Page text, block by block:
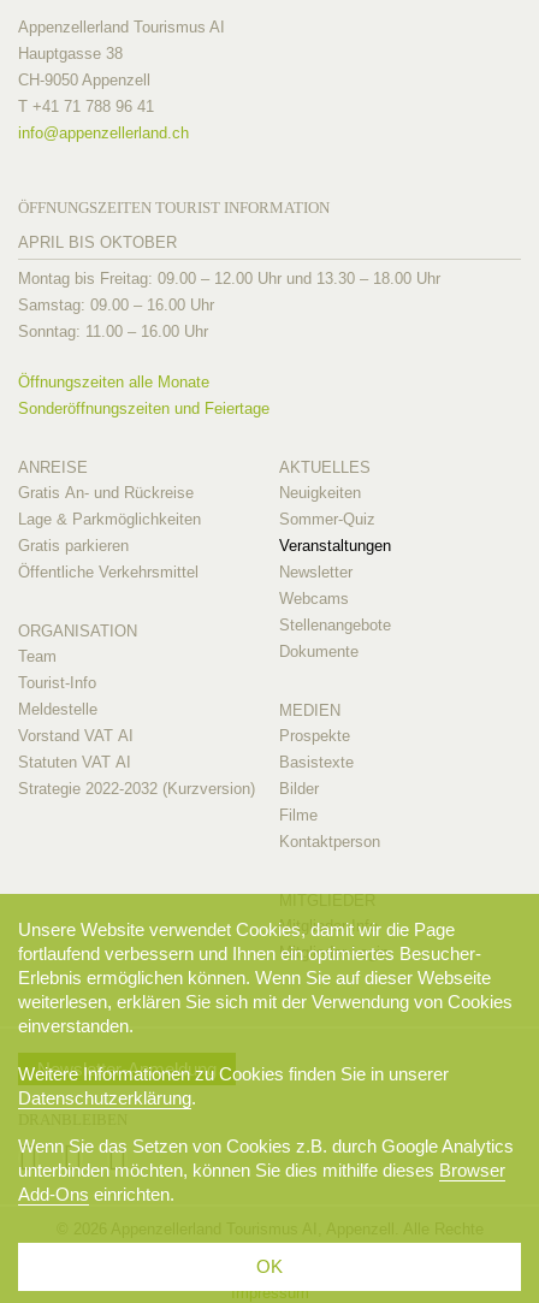
Appenzellerland Tourismus AI
Hauptgasse 38
CH-9050 Appenzell
T +41 71 788 96 41
info@appenzellerland.ch
ÖFFNUNGSZEITEN TOURIST INFORMATION
APRIL BIS OKTOBER
Montag bis Freitag: 09.00 – 12.00 Uhr und 13.30 – 18.00 Uhr
Samstag: 09.00 – 16.00 Uhr
Sonntag: 11.00 – 16.00 Uhr
Öffnungszeiten alle Monate
Sonderöffnungszeiten und Feiertage
ANREISE
Gratis An- und Rückreise
Lage & Parkmöglichkeiten
Gratis parkieren
Öffentliche Verkehrsmittel
ORGANISATION
Team
Tourist-Info
Meldestelle
Vorstand VAT AI
Statuten VAT AI
Strategie 2022-2032 (Kurzversion)
AKTUELLES
Neuigkeiten
Sommer-Quiz
Veranstaltungen
Newsletter
Webcams
Stellenangebote
Dokumente
MEDIEN
Prospekte
Basistexte
Bilder
Filme
Kontaktperson
Mitglieder-Info
Mitglieder-Login
Newsletter-Anmeldung
Datenschutzerklärung
Impressum
Unsere Website verwendet Cookies, damit wir die Page
fortlaufend verbessern und Ihnen ein optimiertes Besucher-
Erlebnis ermöglichen können. Wenn Sie auf dieser Webseite
weiterlesen, erklären Sie sich mit der Verwendung von Cookies
einverstanden.
Weitere Informationen zu Cookies finden Sie in unserer
Datenschutzerklärung.
Wenn Sie das Setzen von Cookies z.B. durch Google Analytics
unterbinden möchten, können Sie dies mithilfe dieses Browser
Add-Ons einrichten.
OK